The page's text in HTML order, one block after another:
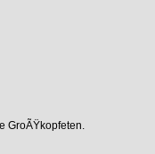
GroÃŸkopfeten.